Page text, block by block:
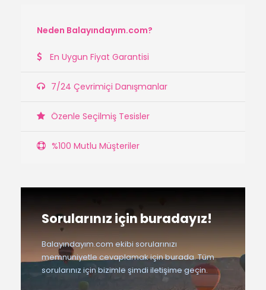
Neden Balayındayım.com?
En Uygun Fiyat Garantisi
7/24 Çevrimiçi Danışmanlar
Özenle Seçilmiş Tesisler
%100 Mutlu Müşteriler
Sorularınız için buradayız!
Balayındayım.com ekibi sorularınızı
memnuniyetle cevaplamak için burada. Tüm
sorularınız için bizimle şimdi iletişime geçin.